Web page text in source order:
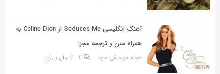
کپی
آهنگ انگلیسی Seduces Me از Celine Dion به
همراه متن و ترجمه مجزا
مجله موسیقی ملود 0 2 سال پیش